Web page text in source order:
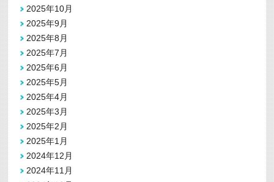
2025年10月
2025年9月
2025年8月
2025年7月
2025年6月
2025年5月
2025年4月
2025年3月
2025年2月
2025年1月
2024年12月
2024年11月